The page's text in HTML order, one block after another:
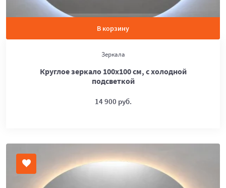
В корзину
Зеркала
Круглое зеркало 100х100 см, с холодной
подсветкой
14 900 руб.